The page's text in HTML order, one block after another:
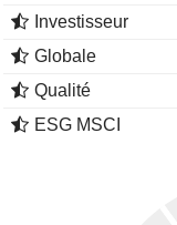
Investisseur
Globale
Qualité
ESG MSCI